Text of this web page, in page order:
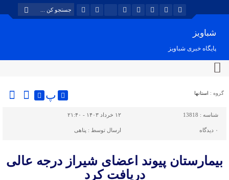
شباویز
پایگاه خبری شباویز
گروه : استانها پ
شناسه : 13818 ۱۲ خرداد ۱۴۰۳ - ۲۱:۴۰
۰ دیدگاه ارسال توسط : پناهی
بیمارستان پیوند اعضای شیراز درجه عالی
دریافت کرد